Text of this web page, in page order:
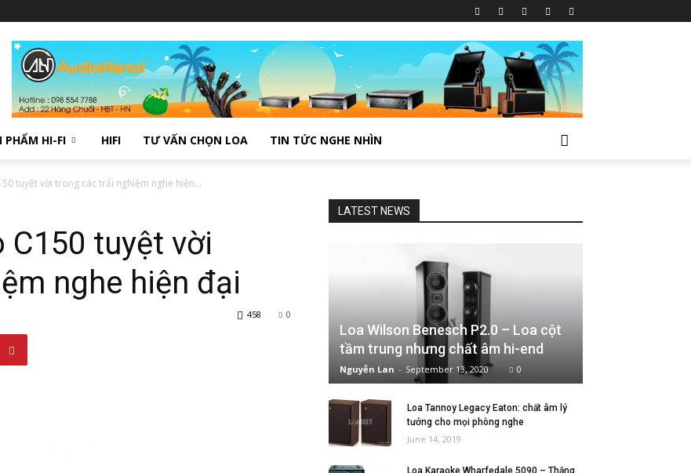
PHẨM HI-FI HIFI TƯ VẤN CHỌN LOA TIN TỨC NGHE NHÌN
tuyệt vời trong các trải nghiệm nghe hiện...
tuyệt vời
nghe hiện đại
0
458
LATEST NEWS
Loa Wilson Benesch P2.0 – Loa cột
tầm trung nhưng chất âm hi-end
Nguyễn Lan - September 13, 2020 0
Loa Tannoy Legacy Eaton: chất âm lý
tưởng cho mọi phòng nghe
June 14, 2019
Loa Karaoke Wharfedale 5090 – Thăng